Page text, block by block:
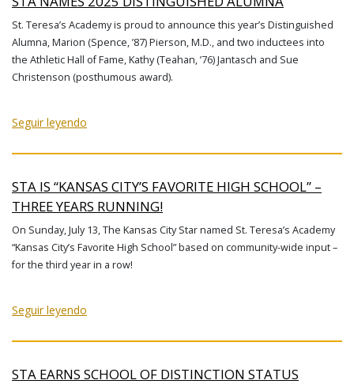
St. Teresa’s Academy is proud to announce this year’s Distinguished
Alumna, Marion (Spence, ’87) Pierson, M.D., and two inductees into
the Athletic Hall of Fame, Kathy (Teahan, ’76) Jantasch and Sue
Christenson (posthumous award).
Seguir leyendo
STA IS “KANSAS CITY’S FAVORITE HIGH SCHOOL” –
THREE YEARS RUNNING!
On Sunday, July 13, The Kansas City Star named St. Teresa’s Academy
“Kansas City’s Favorite High School” based on community-wide input –
for the third year in a row!
Seguir leyendo
STA EARNS SCHOOL OF DISTINCTION STATUS